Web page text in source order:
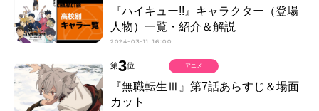
『ハイキュー!!』キャラクター（登場
人物）一覧・紹介＆解説
2024-03-11 16:00
第3位
『無職転生Ⅲ』第7話あらすじ＆場面
カット
アニメ